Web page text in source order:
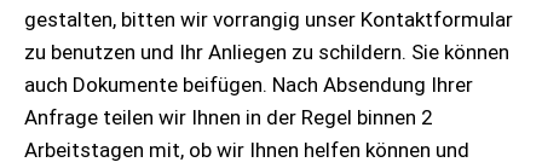
gestalten, bitten wir vorrangig unser Kontaktformular
zu benutzen und Ihr Anliegen zu schildern. Sie können
auch Dokumente beifügen. Nach Absendung Ihrer
Anfrage teilen wir Ihnen in der Regel binnen 2
Arbeitstagen mit, ob wir Ihnen helfen können und